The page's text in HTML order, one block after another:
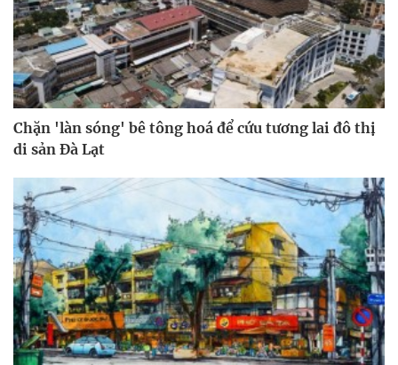
Chặn 'làn sóng' bê tông hoá để cứu tương lai đô thị
di sản Đà Lạt